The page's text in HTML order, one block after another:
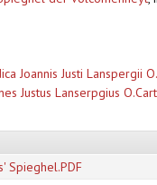
Joannis Justi Lanspergii
Justus Lanserpgius
Spieghel.PDF